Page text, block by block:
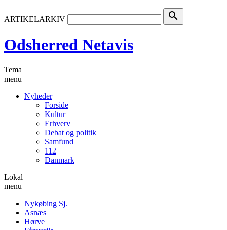
ARTIKELARKIV search
Odsherred Netavis
Tema
menu
Nyheder
Forside
Kultur
Erhverv
Debat og politik
Samfund
112
Danmark
Lokal
menu
Nykøbing Sj.
Asnæs
Hørve